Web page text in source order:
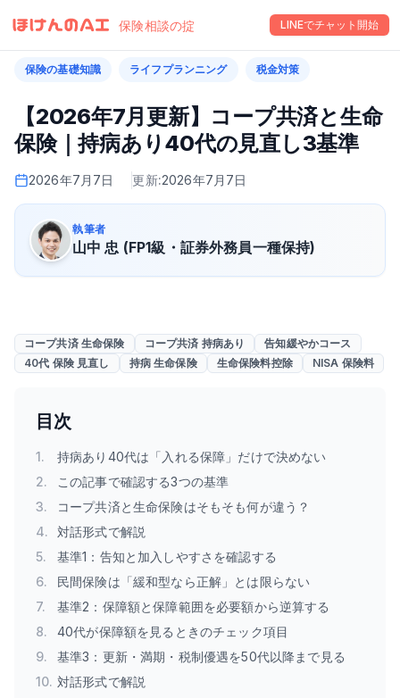
保険相談の掟 LINEでチャット開始
保険の基礎知識 ライフプランニング 税金対策
【2026年7月更新】コープ共済と生命
保険｜持病あり40代の見直し3基準
2026年7月7日 更新:2026年7月7日
執筆者
山中 忠 (FP1級・証券外務員一種保持)
コープ共済 生命保険 コープ共済 持病あり
告知緩やかコース
40代 保険 見直し
持病 生命保険 生命保険料控除 NISA 保険料
目次
1.
持病あり40代は「入れる保障」だけで決めない
2.
この記事で確認する3つの基準
3.
コープ共済と生命保険はそもそも何が違う？
4.
対話形式で解説
5.
基準1：告知と加入しやすさを確認する
6.
民間保険は「緩和型なら正解」とは限らない
7.
基準2：保障額と保障範囲を必要額から逆算する
8.
40代が保障額を見るときのチェック項目
9.
基準3：更新・満期・税制優遇を50代以降まで見る
10. 対話形式で解説